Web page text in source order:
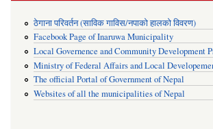
ठेगाना परिवर्तन (साविक गाविस/नपाको हालको विवरण)
Facebook Page of Inaruwa Municipality
Local Governence and Community Development
Ministry of Federal Affairs and Local
The official Portal of Government of Nepal
Websites of all the municipalities of Nepal